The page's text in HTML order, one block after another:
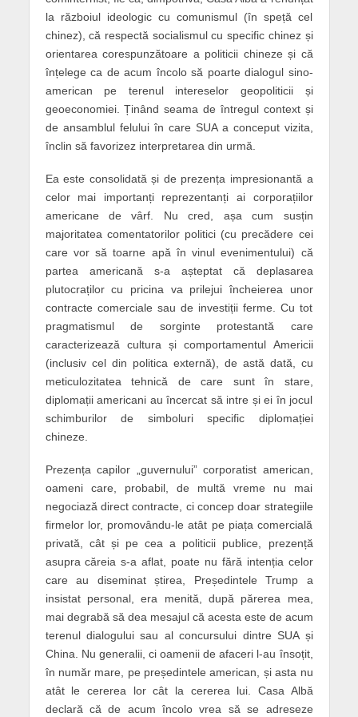
la războiul ideologic cu comunismul (în speță cel
chinez), că respectă socialismul cu specific chinez și
orientarea corespunzătoare a politicii chineze și că
înțelege ca de acum încolo să poarte dialogul sino-
american pe terenul intereselor geopoliticii și
geoeconomiei. Ținând seama de întregul context și
de ansamblul felului în care SUA a conceput vizita,
înclin să favorizez interpretarea din urmă.
Ea este consolidată și de prezența impresionantă a
celor mai importanți reprezentanți ai corporațiilor
americane de vârf. Nu cred, așa cum susțin
majoritatea comentatorilor politici (cu precădere cei
care vor să toarne apă în vinul evenimentului) că
partea americană s-a așteptat că deplasarea
plutocraților cu pricina va prilejui încheierea unor
contracte comerciale sau de investiții ferme. Cu tot
pragmatismul de sorginte protestantă care
caracterizează cultura și comportamentul Americii
(inclusiv cel din politica externă), de astă dată, cu
meticulozitatea tehnică de care sunt în stare,
diplomații americani au încercat să intre și ei în jocul
schimburilor de simboluri specific diplomației
chineze.
Prezența capilor „guvernului” corporatist american,
oameni care, probabil, de multă vreme nu mai
negociază direct contracte, ci concep doar strategiile
firmelor lor, promovându-le atât pe piața comercială
privată, cât și pe cea a politicii publice, prezență
asupra căreia s-a aflat, poate nu fără intenția celor
care au diseminat știrea, Președintele Trump a
insistat personal, era menită, după părerea mea,
mai degrabă să dea mesajul că acesta este de acum
terenul dialogului sau al concursului dintre SUA și
China. Nu generalii, ci oamenii de afaceri l-au însoțit,
în număr mare, pe președintele american, și asta nu
atât le cererea lor cât la cererea lui. Casa Albă
declară că de acum încolo vrea să se adreseze